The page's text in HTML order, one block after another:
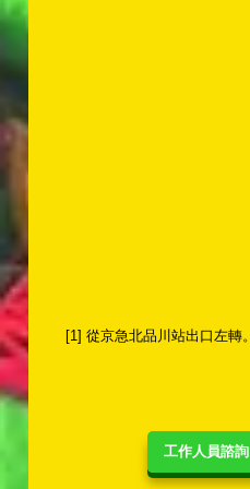
工作人員諮詢
[1] 從京急北品川站出口左轉。